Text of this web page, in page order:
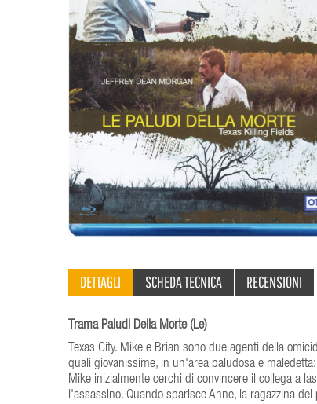
DETTAGLI SCHEDA TECNICA RECENSIONI
Trama Paludi Della Morte (Le)
Texas City. Mike e Brian sono due agenti della
quali giovanissime, in un'area paludosa e
Mike inizialmente cerchi di convincere il collega a
l'assassino. Quando sparisce Anne, la ragazzina